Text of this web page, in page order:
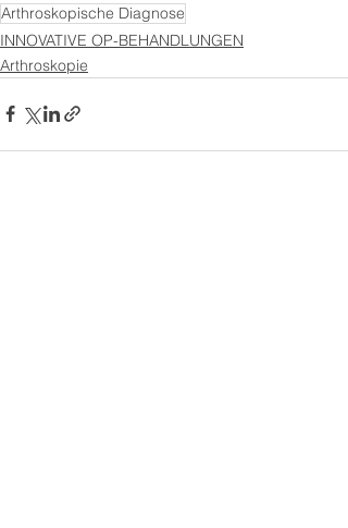
Arthroskopische Diagnose
INNOVATIVE OP-BEHANDLUNGEN
Arthroskopie